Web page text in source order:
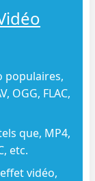
populaires,
OGG, FLAC,
que, MP4,
etc.
vidéo,